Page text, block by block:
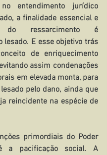
no entendimento jurídico
a finalidade essencial e
do ressarcimento é
lesado. E esse objetivo trás
de enriquecimento
assim condenações
em elevada monta, para
pelo dano, ainda que
reincidente na espécie de
primordiais do Poder
a pacificação social. A